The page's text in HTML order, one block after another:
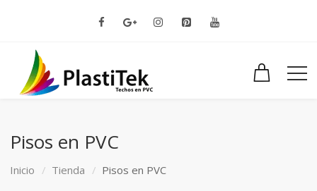
Pisos en PVC
Inicio Tienda Pisos en PVC